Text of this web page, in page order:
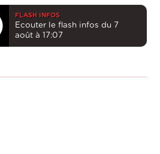
FLASH INFOS
Ecouter le flash infos du 7
août à 17:07